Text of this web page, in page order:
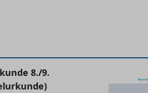
8./9.